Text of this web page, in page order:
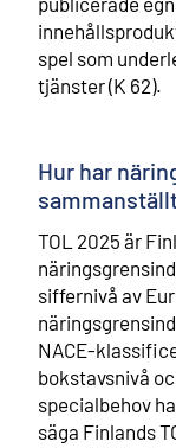
spel som
tjänster (K 62).
Hur har
TOL 2025 är
siffernivå av
NACE-
bokstavsnivå
specialbehov
säga Finlands